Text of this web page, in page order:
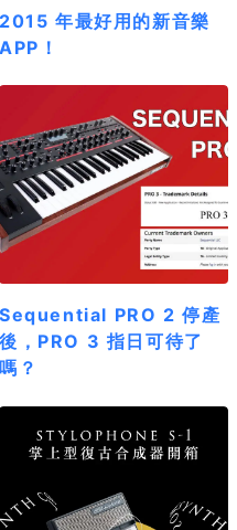
2015 年最好用的新音樂
APP！
Sequential PRO 2 停產
後，PRO 3 指日可待了
嗎？